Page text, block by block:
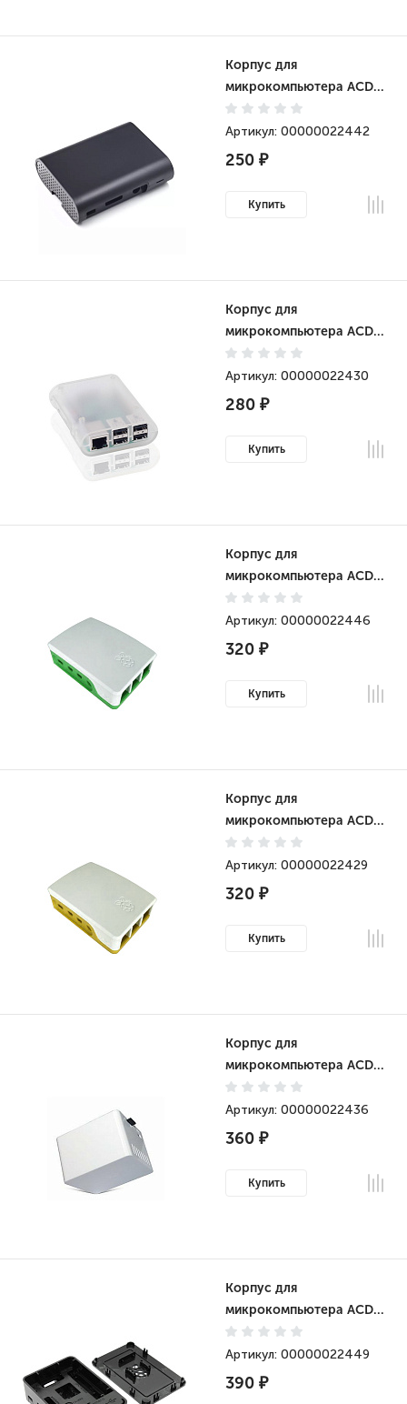
Корпус для
микрокомпьютера ACD
Raspberry Pi 2/3B/3B+
Molding Case Black
(RA071)
Артикул: 00000022442
250 ₽
Купить
Корпус для
микрокомпьютера ACD
Transparent ABS Molding
case with Stripe for
Raspberry Pi 3 B (RA076)
Артикул: 00000022430
280 ₽
Купить
Корпус для
микрокомпьютера ACD
ABS Case for Raspberry
4B White+Green (RA601)
Артикул: 00000022446
320 ₽
Купить
Корпус для
микрокомпьютера ACD
ABS Case for Raspberry
4B White+Yellow (RA600)
Артикул: 00000022429
320 ₽
Купить
Корпус для
микрокомпьютера ACD
Protective case ABS Case
Only Suitable for Orange
Pi Zero White (RD021)
Артикул: 00000022436
360 ₽
Купить
Корпус для
микрокомпьютера ACD
Black ABS Plastic case
with Logo for Raspberry
Pi 3 B/B+ (RA179)
Артикул: 00000022449
390 ₽